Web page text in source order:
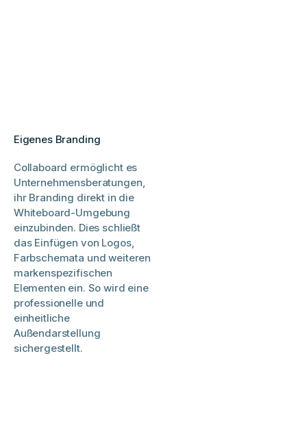
Eigenes Branding
Collaboard ermöglicht es
Unternehmensberatungen,
ihr Branding direkt in die
Whiteboard-Umgebung
einzubinden. Dies schließt
das Einfügen von Logos,
Farbschemata und weiteren
markenspezifischen
Elementen ein. So wird eine
professionelle und
einheitliche
Außendarstellung
sichergestellt.